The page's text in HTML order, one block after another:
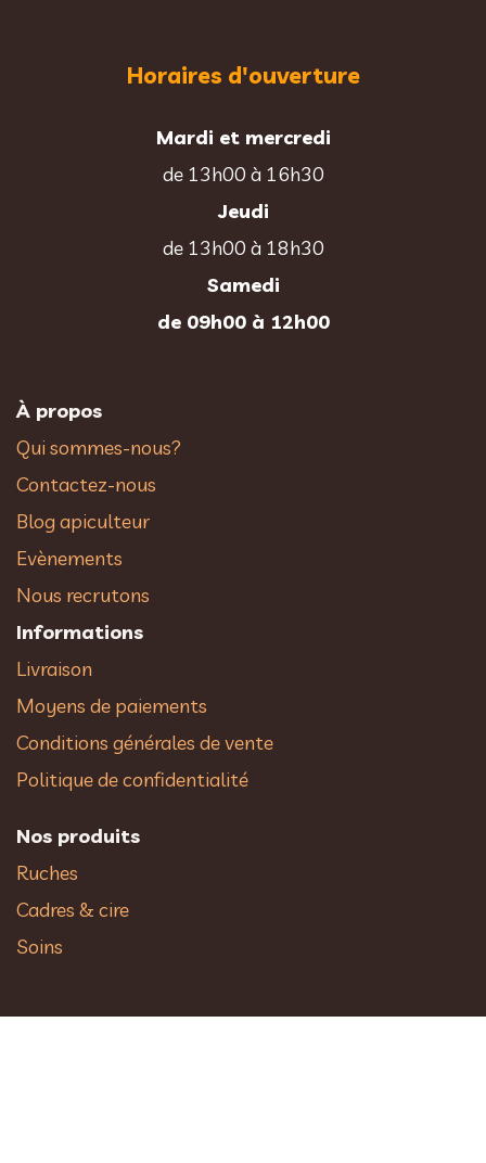
Horaires d'ouverture
À propos
Qui sommes-nous?
Blog apiculteur
Moyens de paiements
Conditions générales de vente
Politique de confidentialité
Nos produits